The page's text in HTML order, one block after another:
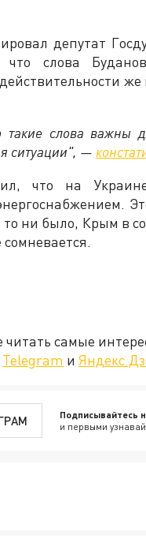
депутат
слова
же
такие слова важны
ситуации", —
что на
ни было, Крым в
самые
Telegram и
Подписывайтесь
и первыми